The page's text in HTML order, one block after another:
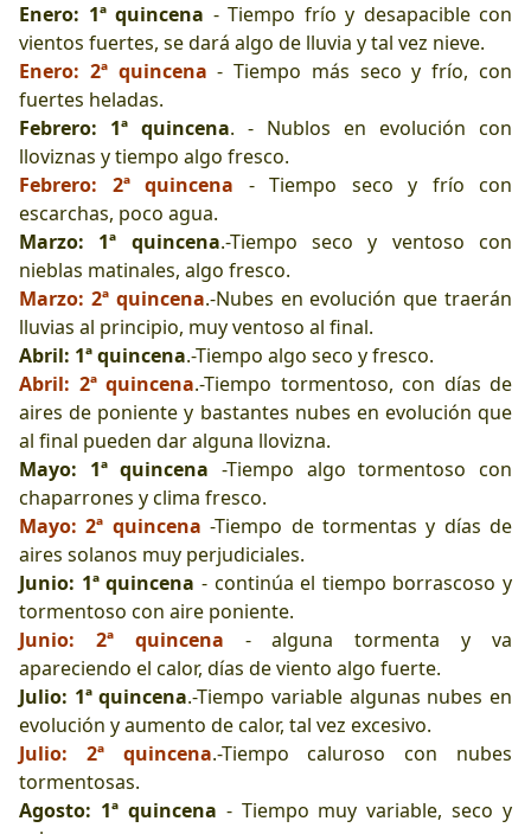
Enero: 1ª quincena - Tiempo frío y desapacible con
vientos fuertes, se dará algo de lluvia y tal vez nieve.
Enero: 2ª quincena - Tiempo más seco y frío, con
fuertes heladas.
Febrero: 1ª quincena. - Nublos en evolución con
lloviznas y tiempo algo fresco.
Febrero: 2ª quincena - Tiempo seco y frío con
escarchas, poco agua.
Marzo: 1ª quincena.-Tiempo seco y ventoso con
nieblas matinales, algo fresco.
Marzo: 2ª quincena.-Nubes en evolución que traerán
lluvias al principio, muy ventoso al final.
Abril: 1ª quincena.-Tiempo algo seco y fresco.
Abril: 2ª quincena.-Tiempo tormentoso, con días de
aires de poniente y bastantes nubes en evolución que
al final pueden dar alguna llovizna.
Mayo: 1ª quincena -Tiempo algo tormentoso con
chaparrones y clima fresco.
Mayo: 2ª quincena -Tiempo de tormentas y días de
aires solanos muy perjudiciales.
Junio: 1ª quincena - continúa el tiempo borrascoso y
tormentoso con aire poniente.
Junio: 2ª quincena - alguna tormenta y va
apareciendo el calor, días de viento algo fuerte.
Julio: 1ª quincena.-Tiempo variable algunas nubes en
evolución y aumento de calor, tal vez excesivo.
Julio: 2ª quincena.-Tiempo caluroso con nubes
tormentosas.
Agosto: 1ª quincena - Tiempo muy variable, seco y